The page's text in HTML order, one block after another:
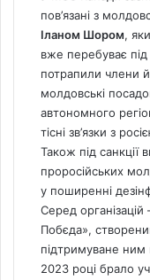
пов’язані з
Іланом Шором,
вже перебуває
потрапили члени
молдовські
автономного
тісні зв’язки з
Також під санкції
проросійських
у поширенні
Серед
Побєда»,
підтримуване ним
2023 році брало